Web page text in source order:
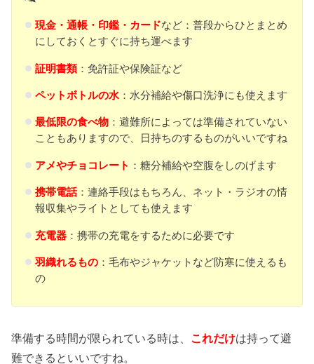
現金・通帳・印鑑・カードなど：普段からひとまとめ
にしておくとすぐに持ち運べます
証明書類：免許証や保険証など
ペットボトルの水：水分補給や傷口洗浄にも使えます
最低限の食べ物：避難所によっては準備されていない
こともありますので、日持ちのするものがいいですね
アメやチョコレート ：糖分補給や空腹をしのげます
携帯電話：連絡手段はもちろん、ネット・ラジオの情
報収集やライトとしても使えます
充電器：携帯の充電をするために必要です
羽織れるもの：毛布やジャケットなど防寒に使えるも
の
準備する時間が限られている時は、 これだけは持って避
難できるといいですね。